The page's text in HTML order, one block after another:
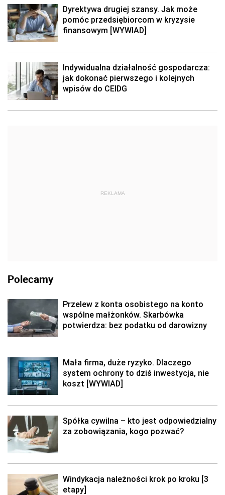
Dyrektywa drugiej szansy. Jak może
pomóc przedsiębiorcom w kryzysie
finansowym [WYWIAD]
Indywidualna działalność gospodarcza:
jak dokonać pierwszego i kolejnych
wpisów do CEIDG
REKLAMA
Polecamy
Przelew z konta osobistego na konto
wspólne małżonków. Skarbówka
potwierdza: bez podatku od darowizny
Mała firma, duże ryzyko. Dlaczego
system ochrony to dziś inwestycja, nie
koszt [WYWIAD]
Spółka cywilna – kto jest odpowiedzialny
za zobowiązania, kogo pozwać?
Windykacja należności krok po kroku [3
etapy]